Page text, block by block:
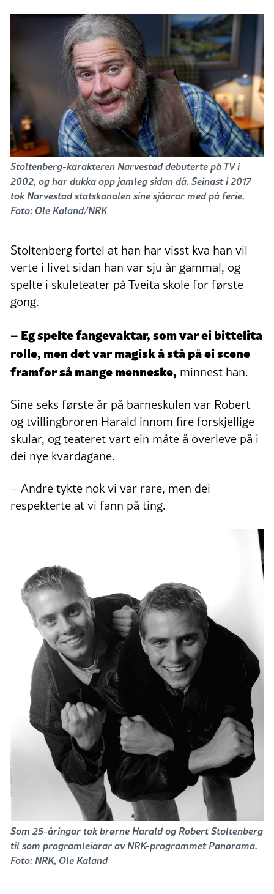
Stoltenberg-karakteren Narvestad debuterte på TV i
2002, og har dukka opp jamleg sidan då. Seinast i 2017
tok Narvestad statskanalen sine sjåarar med på ferie.
Foto: Ole Kaland/NRK
Stoltenberg fortel at han har visst kva han vil
verte i livet sidan han var sju år gammal, og
spelte i skuleteater på Tveita skole for første
gong.
– Eg spelte fangevaktar, som var ei bittelita
rolle, men det var magisk å stå på ei scene
framfor så mange menneske, minnest han.
Sine seks første år på barneskulen var Robert
og tvillingbroren Harald innom fire forskjellige
skular, og teateret vart ein måte å overleve på i
dei nye kvardagane.
– Andre tykte nok vi var rare, men dei
respekterte at vi fann på ting.
Som 25-åringar tok brørne Harald og Robert Stoltenberg
til som programleiarar av NRK-programmet Panorama.
Foto: NRK, Ole Kaland